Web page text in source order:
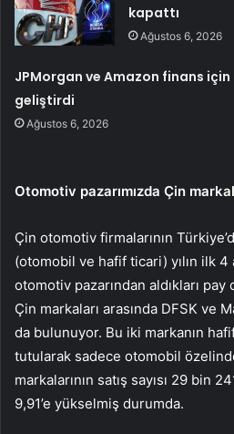
kapattı
Ağustos 6, 2026
JPMorgan ve Amazon finans
geliştirdi
Ağustos 6, 2026
Otomotiv pazarımızda Çin
Çin otomotiv firmalarının
(otomobil ve hafif ticari) yılın ilk 4
otomotiv pazarından aldıkları pay
Çin markaları arasında DFSK ve
da bulunuyor. Bu iki markanın
tutularak sadece otomobil
markalarının satış sayısı 29 bin
9,91’e yükselmiş durumda.